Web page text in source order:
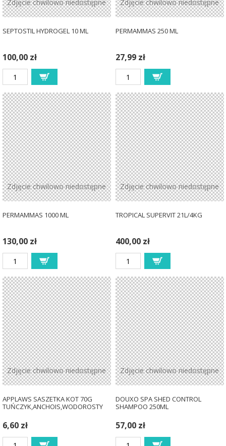
Zdjęcie chwilowo niedostępne
SEPTOSTIL HYDROGEL 10 ML
100,00 zł
Zdjęcie chwilowo niedostępne
PERMAMMAS 250 ML
27,99 zł
Zdjęcie chwilowo niedostępne
PERMAMMAS 1000 ML
130,00 zł
Zdjęcie chwilowo niedostępne
TROPICAL SUPERVIT 21L/4KG
400,00 zł
Zdjęcie chwilowo niedostępne
APPLAWS SASZETKA KOT 70G
TUŃCZYK,ANCHOIS,WODOROSTY
6,60 zł
Zdjęcie chwilowo niedostępne
DOUXO SPA SHED CONTROL
SHAMPOO 250ML
57,00 zł